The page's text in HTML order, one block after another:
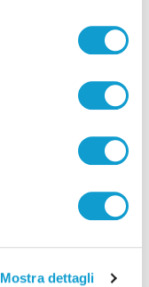
Mostra dettagli